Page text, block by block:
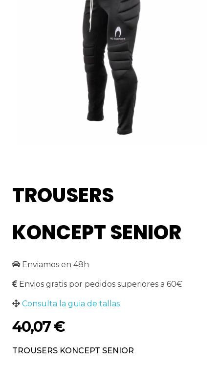
TROUSERS
KONCEPT SENIOR
Enviamos en 48h
Envios gratis por pedidos superiores a 60€
Consulta la guia de tallas
40,07€
TROUSERS KONCEPT SENIOR